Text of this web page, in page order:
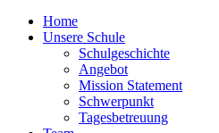
Home
Unsere Schule
Schulgeschichte
Angebot
Mission Statement
Schwerpunkt
Tagesbetreuung